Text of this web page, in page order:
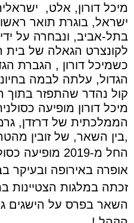
מיכל דורון, אלט,
ישראל, בוגרת תואר
בתל-אביב, ונבחרה על
לקונצרט הגאלה של בית
כשמיכל דורון , הגברת
הגדול, עלתה לבמה
קול נהדר שהתפזר בתוך
מיכל דורון מופיעה
הממלכתית של דרזדן,
,בין השאר, של זובין
החל מ-2019
אופרה באירופה ובעיקר
זכתה במלגות הצטיינות
השאר בפרס על הישגים